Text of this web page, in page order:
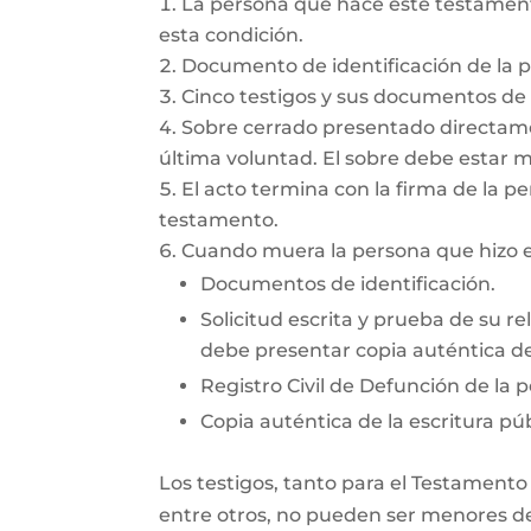
esta condición.
Documento de identificación de la
Cinco testigos y sus documentos
Sobre cerrado presentado
última voluntad. El sobre debe estar
El acto termina con la firma de la
testamento.
Cuando muera la persona que hizo
Documentos de identificación.
Solicitud escrita y prueba de su
debe presentar copia auténtica
Registro Civil de Defunción de la
Copia auténtica de la escritura
Los testigos, tanto para el
entre otros, no pueden ser menores